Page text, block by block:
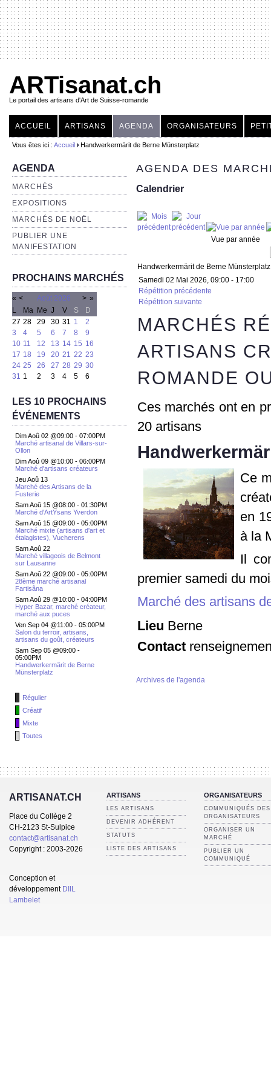
ARTisanat.ch
Le portail des artisans d'Art de Suisse-romande
ACCUEIL ARTISANS AGENDA ORGANISATEURS
Vous êtes ici : Accueil Handwerkermärit de Berne Münsterplatz
AGENDA
MARCHÉS
EXPOSITIONS
MARCHÉS DE NOËL
PUBLIER UNE
MANIFESTATION
PROCHAINS MARCHÉS
« < Août 2026 > »
L
Ma Me J V S
D
27 28 29 30 31 1
2
3
4 5 6 7 8
9
10 11 12 13 14 15 16
17 18 19 20 21 22 23
24 25 26 27 28 29 30
31 1 2 3 4 5 6
LES 10 PROCHAINS
ÉVÉNEMENTS
Dim Aoû 02 @09:00 - 07:00PM
Marché artisanal de Villars-sur-
Ollon
Dim Aoû 09 @10:00 - 06:00PM
Marché d'artisans créateurs
Jeu Aoû 13
Marché des Artisans de la
Fusterie
Sam Aoû 15 @08:00 - 01:30PM
Marché d'ArtYsans Yverdon
Sam Aoû 15 @09:00 - 05:00PM
Marché mixte (artisans d'art et
étalagistes), Vucherens
Sam Aoû 22
Marché villageois de Belmont
sur Lausanne
Sam Aoû 22 @09:00 - 05:00PM
28ème marché artisanal
Fartisâna
Sam Aoû 29 @10:00 - 04:00PM
Hyper Bazar, marché créateur,
marché aux puces
Ven Sep 04 @11:00 - 05:00PM
Salon du terroir, artisans,
artisans du goût, créateurs
Sam Sep 05 @09:00 -
05:00PM
Handwerkermärit de Berne
Münsterplatz
Régulier
Créatif
Mixte
Toutes
AGENDA DES
Calendrier
Vue par année
Handwerkermärit de Berne Münsterplatz
Samedi 02 Mai 2026, 09:00 - 17:00
Répétition précédente
Répétition suivante
MARCHÉS
ARTISANS
ROMANDE
Ces marchés ont en
20 artisans
Ce
en
à la
Il
premier samedi du
Marché des artisans
Lieu Berne
Contact
Archives de l'agenda
ARTISANAT.CH
Place du Collège 2
CH-2123 St-Sulpice
contact@artisanat.ch
Copyright : 2003-2026
Conception et
développement DIIL
Lambelet
ARTISANS
LES ARTISANS
DEVENIR ADHÉRENT
STATUTS
LISTE DES ARTISANS
ORGANISATEURS
COMMUNIQUÉS DES
ORGANISATEURS
ORGANISER UN
MARCHÉ
PUBLIER UN
COMMUNIQUÉ